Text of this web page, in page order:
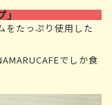
をたっぷり使用した
でしか食